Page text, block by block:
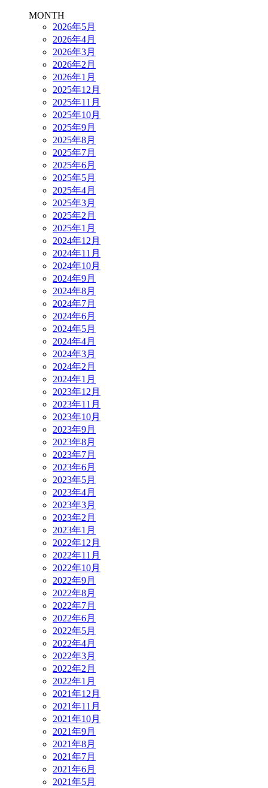
MONTH
2026年5月
2026年4月
2026年3月
2026年2月
2026年1月
2025年12月
2025年11月
2025年10月
2025年9月
2025年8月
2025年7月
2025年6月
2025年5月
2025年4月
2025年3月
2025年2月
2025年1月
2024年12月
2024年11月
2024年10月
2024年9月
2024年8月
2024年7月
2024年6月
2024年5月
2024年4月
2024年3月
2024年2月
2024年1月
2023年12月
2023年11月
2023年10月
2023年9月
2023年8月
2023年7月
2023年6月
2023年5月
2023年4月
2023年3月
2023年2月
2023年1月
2022年12月
2022年11月
2022年10月
2022年9月
2022年8月
2022年7月
2022年6月
2022年5月
2022年4月
2022年3月
2022年2月
2022年1月
2021年12月
2021年11月
2021年10月
2021年9月
2021年8月
2021年7月
2021年6月
2021年5月